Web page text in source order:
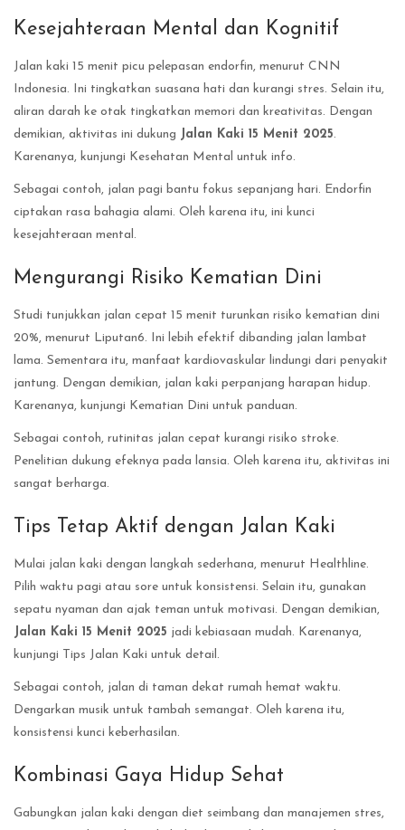
Kesejahteraan Mental dan Kognitif
Jalan kaki 15 menit picu pelepasan endorfin, menurut CNN
Indonesia. Ini tingkatkan suasana hati dan kurangi stres. Selain itu,
aliran darah ke otak tingkatkan memori dan kreativitas. Dengan
demikian, aktivitas ini dukung Jalan Kaki 15 Menit 2025.
Karenanya, kunjungi Kesehatan Mental untuk info.
Sebagai contoh, jalan pagi bantu fokus sepanjang hari. Endorfin
ciptakan rasa bahagia alami. Oleh karena itu, ini kunci
kesejahteraan mental.
Mengurangi Risiko Kematian Dini
Studi tunjukkan jalan cepat 15 menit turunkan risiko kematian dini
20%, menurut Liputan6. Ini lebih efektif dibanding jalan lambat
lama. Sementara itu, manfaat kardiovaskular lindungi dari penyakit
jantung. Dengan demikian, jalan kaki perpanjang harapan hidup.
Karenanya, kunjungi Kematian Dini untuk panduan.
Sebagai contoh, rutinitas jalan cepat kurangi risiko stroke.
Penelitian dukung efeknya pada lansia. Oleh karena itu, aktivitas ini
sangat berharga.
Tips Tetap Aktif dengan Jalan Kaki
Mulai jalan kaki dengan langkah sederhana, menurut Healthline.
Pilih waktu pagi atau sore untuk konsistensi. Selain itu, gunakan
sepatu nyaman dan ajak teman untuk motivasi. Dengan demikian,
Jalan Kaki 15 Menit 2025 jadi kebiasaan mudah. Karenanya,
kunjungi Tips Jalan Kaki untuk detail.
Sebagai contoh, jalan di taman dekat rumah hemat waktu.
Dengarkan musik untuk tambah semangat. Oleh karena itu,
konsistensi kunci keberhasilan.
Kombinasi Gaya Hidup Sehat
Gabungkan jalan kaki dengan diet seimbang dan manajemen stres,